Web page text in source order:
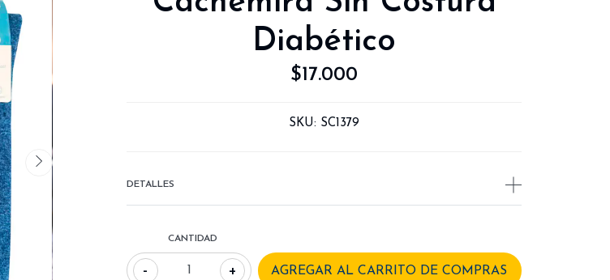
Diabético
$17.000
SKU: SC1379
DETALLES
CANTIDAD
- +